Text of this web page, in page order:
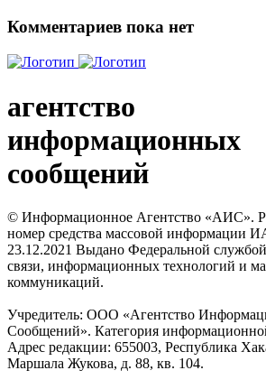
Комментариев пока нет
агентство
информационных
сообщений
© Информационное Агентство «АИС».
номер средства массовой информации
23.12.2021 Выдано Федеральной
связи, информационных технологий и
коммуникаций.
Учредитель: ООО «Агентство
Сообщений». Категория
Адрес редакции: 655003, Республика
Маршала Жукова, д. 88, кв. 104.